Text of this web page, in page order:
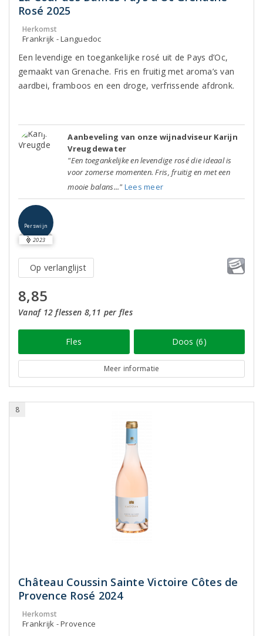
Rosé 2025
Herkomst
Frankrijk - Languedoc
Een levendige en toegankelijke rosé uit de Pays d’Oc,
gemaakt van Grenache. Fris en fruitig met aroma’s van
aardbei, framboos en een droge, verfrissende afdronk.
Aanbeveling van onze wijnadviseur Karijn
Vreugdewater
"Een toegankelijke en levendige rosé die ideaal is
voor zomerse momenten. Fris, fruitig en met een
mooie balans..." Lees meer
Perswijn
2023
Op verlanglijst
8,85
Vanaf 12 flessen 8,11 per fles
Fles Doos (6)
Meer informatie
8
Château Coussin Sainte Victoire Côtes de
Provence Rosé 2024
Herkomst
Frankrijk - Provence